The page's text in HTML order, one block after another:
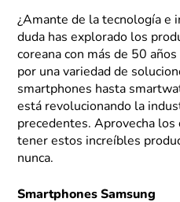
¿Amante de la tecnología e
duda has explorado los
coreana con más de 50
por una variedad de
smartphones hasta
está revolucionando la
precedentes. Aprovecha los
tener estos increíbles
nunca.
Smartphones Samsung